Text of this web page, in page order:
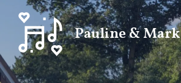
Pauline & Mark